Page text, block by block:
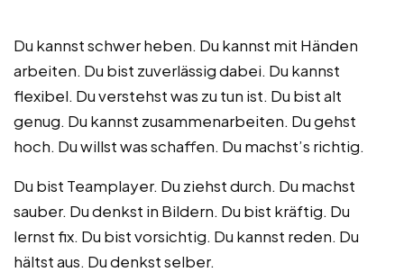
Du kannst schwer heben. Du kannst mit Händen
arbeiten. Du bist zuverlässig dabei. Du kannst
flexibel. Du verstehst was zu tun ist. Du bist alt
genug. Du kannst zusammenarbeiten. Du gehst
hoch. Du willst was schaffen. Du machst’s richtig.
Du bist Teamplayer. Du ziehst durch. Du machst
sauber. Du denkst in Bildern. Du bist kräftig. Du
lernst fix. Du bist vorsichtig. Du kannst reden. Du
hältst aus. Du denkst selber.